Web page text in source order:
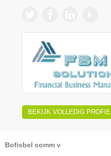
BEKIJK VOLLEDIG PROFIEL
Bofisbel comm v